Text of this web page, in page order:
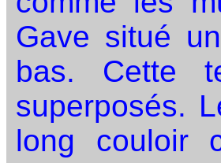
Gave situé
bas. Cette
superposés.
long couloir